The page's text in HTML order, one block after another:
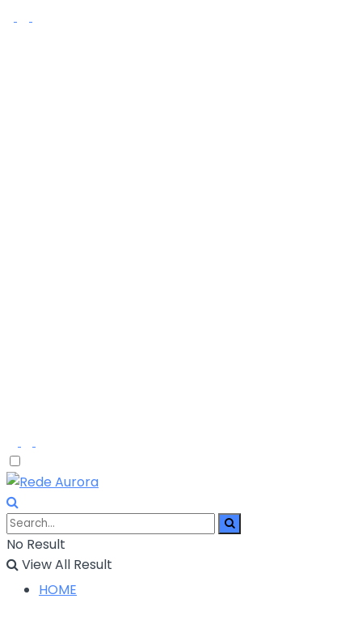
No Result
View All Result
HOME